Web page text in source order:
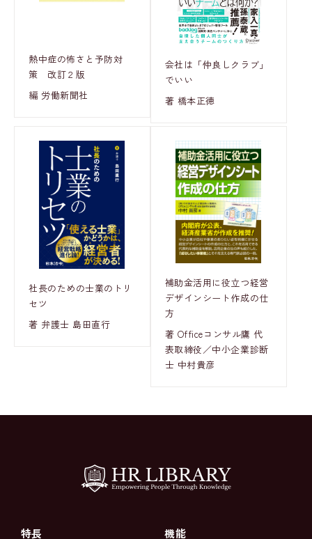
熱中症の怖さと予防対
策 改訂２版
編 労働新聞社
会社は「仲良しクラブ」
でいい
著 橋本正徳
社長のための士業のトリ
セツ
著 弁護士 島田直行
補助金活用に役立つ経営
デザインシート作成の仕
方
著 Officeコンサル鷹 代
表取締役／中小企業診断
士 中村貴彦
特長 機能